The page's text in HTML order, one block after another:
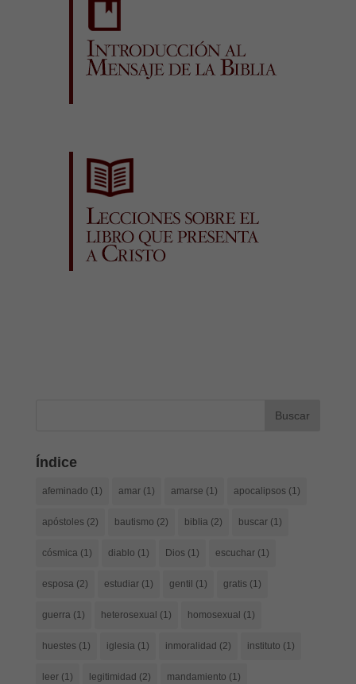
Índice
afeminado (1) amar(1) amarse (1) apocalipsos(1)
apóstoles(2) bautismo (2) biblia(2) buscar(1)
cósmica(1) diablo (1) Dios(1) escuchar(1)
esposa(2) estudiar(1) gentil (1) gratis(1)
guerra(1) heterosexual (1) homosexual (1)
huestes(1) iglesia(1) inmoralidad (2) instituto (1)
leer(1) legitimidad (2) mandamiento (1)